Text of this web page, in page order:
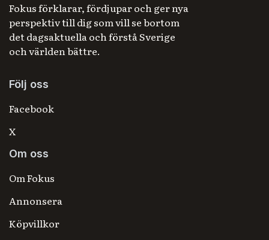
Fokus förklarar, fördjupar och ger nya
perspektiv till dig som vill se bortom
det dagsaktuella och förstå Sverige
och världen bättre.
Följ oss
Facebook
X
Om oss
Om Fokus
Annonsera
Köpvillkor